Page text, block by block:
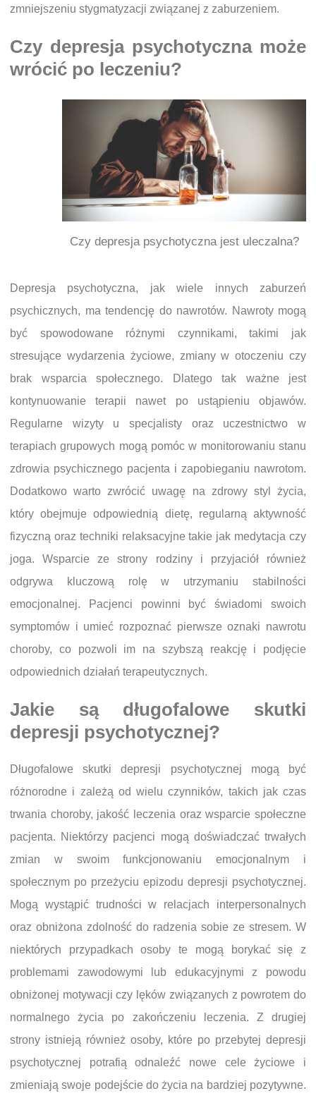
zmniejszeniu stygmatyzacji związanej z zaburzeniem.
Czy depresja psychotyczna może
wrócić po leczeniu?
Czy depresja psychotyczna jest uleczalna?
Depresja psychotyczna, jak wiele innych zaburzeń
psychicznych, ma tendencję do nawrotów. Nawroty mogą
być spowodowane różnymi czynnikami, takimi jak
stresujące wydarzenia życiowe, zmiany w otoczeniu czy
brak wsparcia społecznego. Dlatego tak ważne jest
kontynuowanie terapii nawet po ustąpieniu objawów.
Regularne wizyty u specjalisty oraz uczestnictwo w
terapiach grupowych mogą pomóc w monitorowaniu stanu
zdrowia psychicznego pacjenta i zapobieganiu nawrotom.
Dodatkowo warto zwrócić uwagę na zdrowy styl życia,
który obejmuje odpowiednią dietę, regularną aktywność
fizyczną oraz techniki relaksacyjne takie jak medytacja czy
joga. Wsparcie ze strony rodziny i przyjaciół również
odgrywa kluczową rolę w utrzymaniu stabilności
emocjonalnej. Pacjenci powinni być świadomi swoich
symptomów i umieć rozpoznać pierwsze oznaki nawrotu
choroby, co pozwoli im na szybszą reakcję i podjęcie
odpowiednich działań terapeutycznych.
Jakie są długofalowe skutki
depresji psychotycznej?
Długofalowe skutki depresji psychotycznej mogą być
różnorodne i zależą od wielu czynników, takich jak czas
trwania choroby, jakość leczenia oraz wsparcie społeczne
pacjenta. Niektórzy pacjenci mogą doświadczać trwałych
zmian w swoim funkcjonowaniu emocjonalnym i
społecznym po przeżyciu epizodu depresji psychotycznej.
Mogą wystąpić trudności w relacjach interpersonalnych
oraz obniżona zdolność do radzenia sobie ze stresem. W
niektórych przypadkach osoby te mogą borykać się z
problemami zawodowymi lub edukacyjnymi z powodu
obniżonej motywacji czy lęków związanych z powrotem do
normalnego życia po zakończeniu leczenia. Z drugiej
strony istnieją również osoby, które po przebytej depresji
psychotycznej potrafią odnaleźć nowe cele życiowe i
zmieniają swoje podejście do życia na bardziej pozytywne.